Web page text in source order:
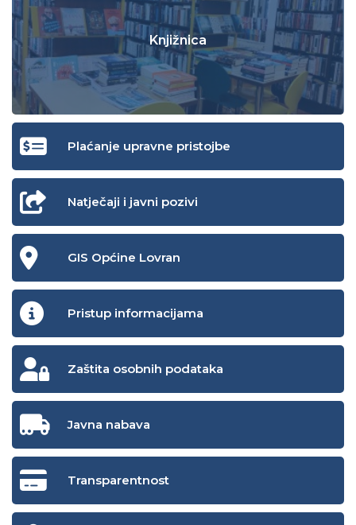
Knjižnica
Plaćanje upravne pristojbe
Natječaji i javni pozivi
GIS Općine Lovran
Pristup informacijama
Zaštita osobnih podataka
Javna nabava
Transparentnost